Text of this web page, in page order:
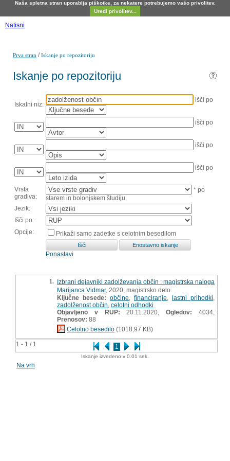
Naša spletna stran uporablja piškotke, za nekatere potrebujemo vašo privolitev.
Uredi privolitev...
Natisni
Prva stran /Iskanje po repozitoriju
Iskanje po repozitoriju
Iskalni niz:
išči po
išči po
išči po
išči po
Vrsta
gradiva:
* po
starem in bolonjskem študiju
Jezik:
Išči po:
Opcije:
Prikaži samo zadetke s celotnim besedilom
Ponastavi
1 - 1 / 1 1
1. Izbrani dejavniki zadolževanja občin : magistrska naloga
Marijanca Vidmar, 2020, magistrsko delo
Ključne besede: občine financiranje lastni prihodki
zadolženost občin celotni odhodki
Objavljeno v RUP: 20.11.2020;Ogledov: 4034;
Prenosov: 88
Celotno besedilo (1018,97 KB)
Iskanje izvedeno v 0.01 sek.
Na vrh